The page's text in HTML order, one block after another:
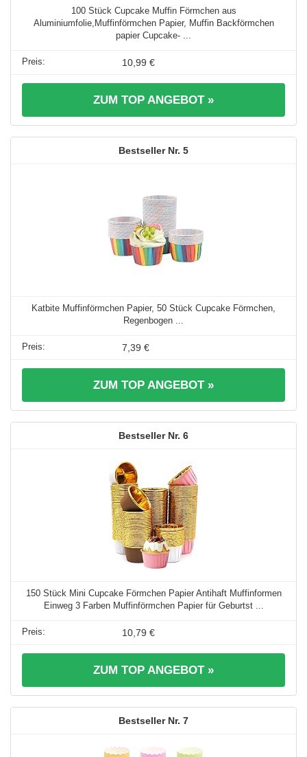
100 Stück Cupcake Muffin Förmchen aus
Aluminiumfolie,Muffinförmchen Papier, Muffin Backförmchen
papier Cupcake- ...
10,99 €
ZUM TOP ANGEBOT »
5
Katbite Muffinförmchen Papier, 50 Stück Cupcake Förmchen,
Regenbogen ...
7,39 €
ZUM TOP ANGEBOT »
6
150 Stück Mini Cupcake Förmchen Papier Antihaft Muffinformen
Einweg 3 Farben Muffinförmchen Papier für Geburtst ...
10,79 €
ZUM TOP ANGEBOT »
7